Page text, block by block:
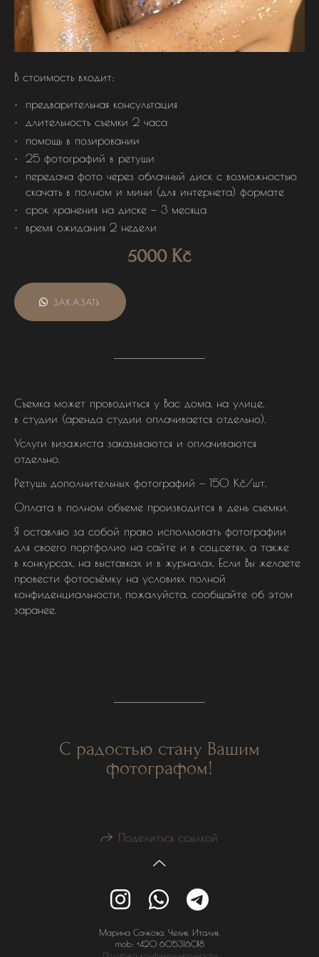
В стоимость входит:
предварительная консультация
длительность съемки 2 часа
помощь в позировании
25 фотографий в ретуши
передача фото через облачный диск с возможностью
скачать в полном и мини (для интернета) формате
срок хранения на диске — 3 месяца
время ожидания 2 недели
5000 Kč
ЗАКАЗАТЬ
Съемка может проводиться у Вас дома, на улице,
в студии (аренда студии оплачивается отдельно).
Услуги визажиста заказываются и оплачиваются
отдельно.
Ретушь дополнительных фотографий — 150 Кč/шт.
Оплата в полном объеме производится в день съемки.
Я оставляю за собой право использовать фотографии
для своего портфолио на сайте и в соц.сетях, а также
в конкурсах, на выставках и в журналах. Если Вы желаете
провести фотосъёмку на условиях полной
конфиденциальности, пожалуйста, сообщайте об этом
заранее.
С радостью стану Вашим
фотографом!
Поделиться ссылкой
Марина Сачкова. Чехия, Италия.
mob: +420 605316018
Политика конфиденциальности